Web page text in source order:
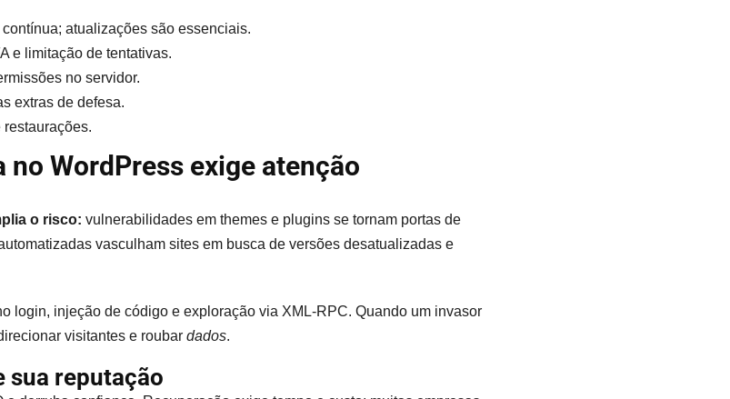
atualizações são essenciais.
e limitação de tentativas.
no servidor.
extras de defesa.
no WordPress exige atenção
o risco: vulnerabilidades em themes e plugins se tornam portas de
vasculham sites em busca de versões desatualizadas e
login, injeção de código e exploração via XML-RPC. Quando um invasor
visitantes e roubar dados.
sua reputação